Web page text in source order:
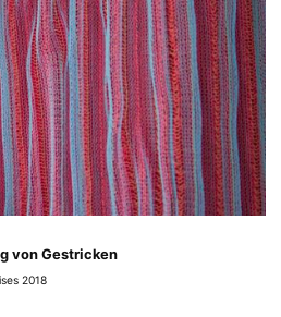
von Gestricken
2018